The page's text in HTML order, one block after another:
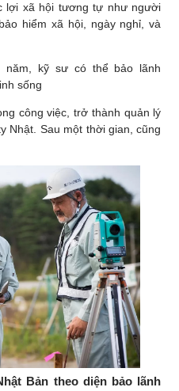
lợi xã hội tương tự như người
hiểm xã hội, ngày nghỉ, và
kỹ sư có thể bảo lãnh
sống​
công việc, trở thành quản lý
Nhật. Sau một thời gian, cũng
Bản theo diện bảo lãnh